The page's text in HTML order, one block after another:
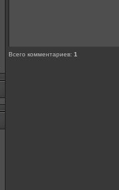
Всего комментариев:1